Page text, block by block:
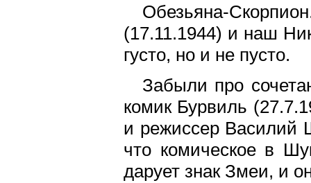
Обезьяна-
(17.11.1944) и наш
густо, но и не пусто.
Забыли про
комик Бурвиль
и режиссер Василий
что комическое в
дарует знак Змеи, и